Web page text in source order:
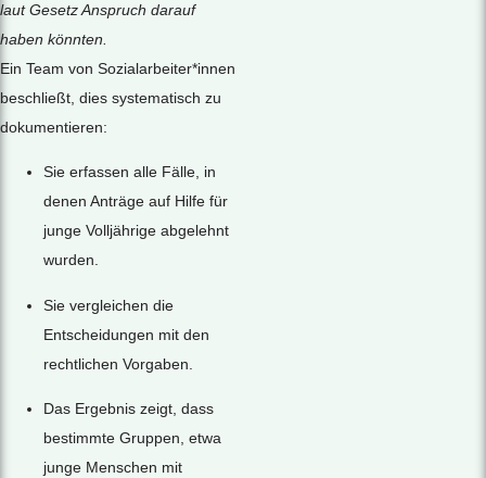
laut Gesetz Anspruch darauf
haben könnten.
Ein Team von Sozialarbeiter*innen
beschließt, dies systematisch zu
dokumentieren:
Sie erfassen alle Fälle, in
denen Anträge auf Hilfe für
junge Volljährige abgelehnt
wurden.
Sie vergleichen die
Entscheidungen mit den
rechtlichen Vorgaben.
Das Ergebnis zeigt, dass
bestimmte Gruppen, etwa
junge Menschen mit